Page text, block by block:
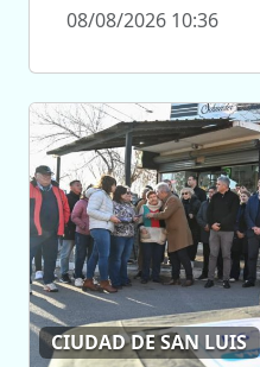
08/08/2026 10:36
CIUDAD DE SAN LUIS